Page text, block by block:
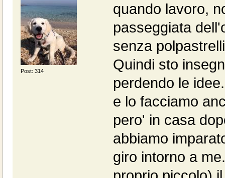
Post: 314
quando lavoro,
passeggiata
senza
Quindi sto
perdendo le
e lo facciamo
pero' in casa
abbiamo
giro intorno a